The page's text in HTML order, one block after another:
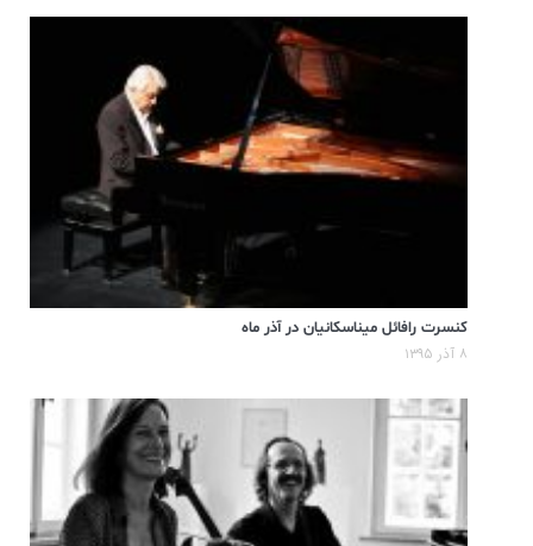
کنسرت رافائل میناسکانیان در آذر ماه
۸ آذر ۱۳۹۵